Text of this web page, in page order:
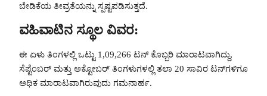
ಬೇಡಿಕೆಯ ತೀವ್ರತೆಯನ್ನು ಸ್ಪಷ್ಟಪಡಿಸುತ್ತದೆ.
ವಹಿವಾಟಿನ ಸ್ಥೂಲ ವಿವರ:
ಈ ಏಳು ತಿಂಗಳಲ್ಲಿ ಒಟ್ಟು 1,09,266 ಟನ್‌ ಕೊಬ್ಬರಿ ಮಾರಾಟವಾಗಿದ್ದು,
ಸೆಪ್ಟೆಂಬರ್ ಮತ್ತು ಅಕ್ಟೋಬರ್ ತಿಂಗಳುಗಳಲ್ಲಿ ತಲಾ 20 ಸಾವಿರ ಟನ್‌ಗಳಿಗೂ
ಅಧಿಕ ಮಾರಾಟವಾಗಿರುವುದು ಗಮನಾರ್ಹ.